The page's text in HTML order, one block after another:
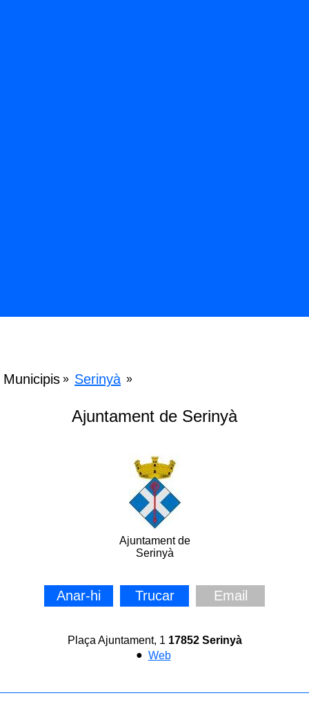
Municipis » Serinyà »
Ajuntament de Serinyà
Ajuntament de
Serinyà
Anar-hi Trucar Email
Plaça Ajuntament, 1 17852 Serinyà
● Web